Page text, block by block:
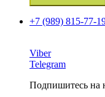
+7 (989) 815-77-
Viber
Telegram
Подпишитесь на